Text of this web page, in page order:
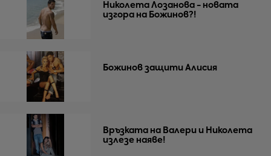
Николета Лозанова - новата
изгора на Божинов?!
Божинов защити Алисия
Връзката на Валери и Николета
излезе наяве!